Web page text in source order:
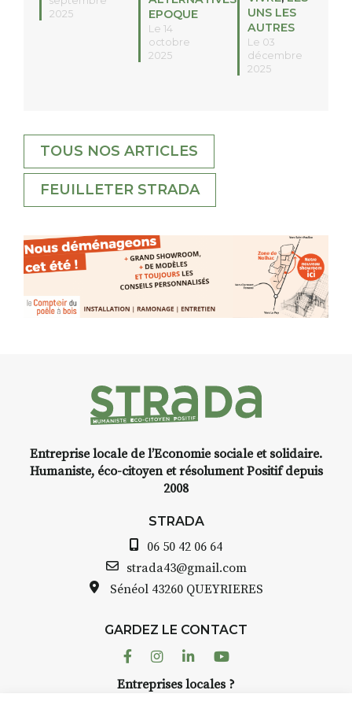
2025
EPOQUE
Le 14
octobre
2025
UNS LES
AUTRES
Le 03
décembre
2025
TOUS NOS ARTICLES
FEUILLETER STRADA
Entreprise locale de l’Economie sociale et solidaire.
Humaniste, éco-citoyen et résolument Positif depuis
2008
STRADA
06 50 42 06 64
strada43@gmail.com
Sénéol 43260 QUEYRIERES
GARDEZ LE CONTACT
FacebookInstagram
LinkedinYoutube
Entreprises locales ?